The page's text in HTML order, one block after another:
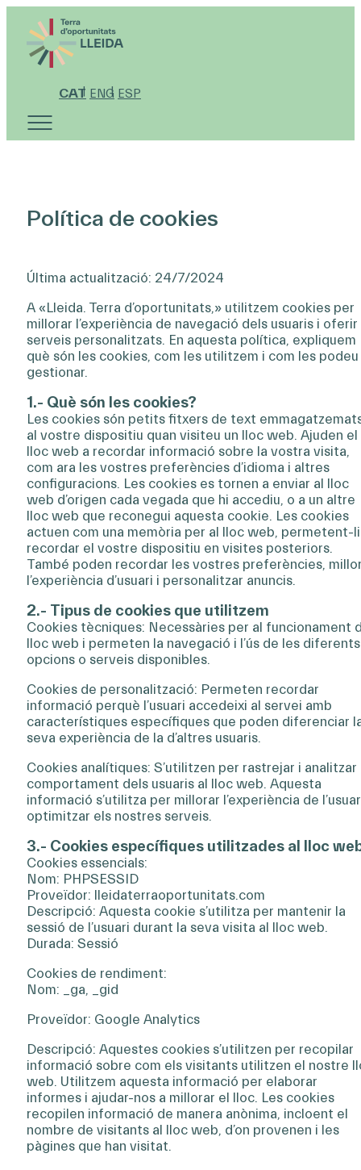
CAT ENG ESP
Política de cookies
Última actualització: 24/7/2024
A «Lleida. Terra d’oportunitats,» utilitzem cookies per
millorar l’experiència de navegació dels usuaris i oferir
serveis personalitzats. En aquesta política, expliquem
què són les cookies, com les utilitzem i com les podeu
gestionar.
1.- Què són les cookies?
Les cookies són petits fitxers de text
al vostre dispositiu quan visiteu un lloc web. Ajuden el
lloc web a recordar informació sobre la vostra visita,
com ara les vostres preferències d’idioma i altres
configuracions. Les cookies es tornen a enviar al lloc
web d’origen cada vegada que hi accediu, o a un altre
lloc web que reconegui aquesta cookie. Les cookies
actuen com una memòria per al lloc web, permetent-li
recordar el vostre dispositiu en visites posteriors.
També poden recordar les vostres preferències,
l’experiència d’usuari i personalitzar anuncis.
2.- Tipus de cookies que utilitzem
Cookies tècniques: Necessàries per al funcionament
lloc web i permeten la navegació i l’ús de les diferents
opcions o serveis disponibles.
Cookies de personalització: Permeten recordar
informació perquè l’usuari accedeixi al servei amb
característiques específiques que poden diferenciar
seva experiència de la d’altres usuaris.
Cookies analítiques: S’utilitzen per rastrejar i analitzar
comportament dels usuaris al lloc web. Aquesta
informació s’utilitza per millorar l’experiència de
optimitzar els nostres serveis.
3.- Cookies específiques utilitzades al lloc
Cookies essencials:
Nom: PHPSESSID
Proveïdor: lleidaterraoportunitats.com
Descripció: Aquesta cookie s’utilitza per mantenir la
sessió de l’usuari durant la seva visita al lloc web.
Durada: Sessió
Cookies de rendiment:
Nom: _ga, _gid
Proveïdor: Google Analytics
Descripció: Aquestes cookies s’utilitzen per recopilar
informació sobre com els visitants utilitzen el nostre
web. Utilitzem aquesta informació per elaborar
informes i ajudar-nos a millorar el lloc. Les cookies
recopilen informació de manera anònima, incloent el
nombre de visitants al lloc web, d’on provenen i les
pàgines que han visitat.